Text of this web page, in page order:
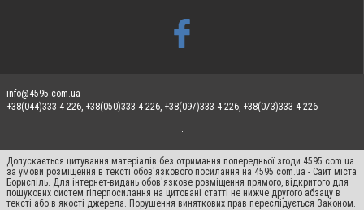
info@4595.com.ua
+38(044)333-4-226, +38(050)333-4-226, +38(097)333-4-226, +38(073)333-4-226
Допускається цитування матеріалів без отримання попередньої згоди 4595.com.ua
за умови розміщення в тексті обов'язкового посилання на 4595.com.ua - Сайт міста
Бориспіль. Для інтернет-видань обов'язкове розміщення прямого, відкритого для
пошукових систем гіперпосилання на цитовані статті не нижче другого абзацу в
тексті або в якості джерела. Порушення виняткових прав переслідується Законом.